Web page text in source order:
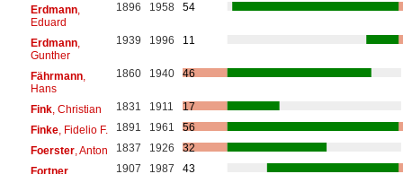
Erdmann,
Eduard
1896 1958 54
Erdmann,
Gunther
1939 1996 11
Fährmann,
Hans
1860 1940 46
Fink, Christian 1831 1911
17
Finke, Fidelio F. 1891 1961
56
Foerster, Anton 1837 1926
32
Fortner,
1907 1987 43